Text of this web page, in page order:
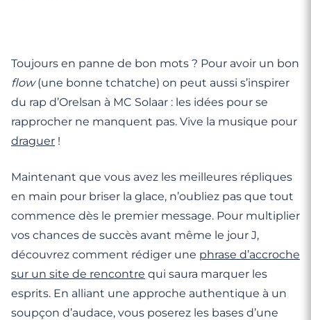
Toujours en panne de bon mots ? Pour avoir un bon
flow(une bonne tchatche) on peut aussi s’inspirer
du rap d’Orelsan à MC Solaar : les idées pour se
rapprocher ne manquent pas. Vive la musique pour
draguer !
Maintenant que vous avez les meilleures répliques
en main pour briser la glace, n’oubliez pas que tout
commence dès le premier message. Pour multiplier
vos chances de succès avant même le jour J,
découvrez comment rédiger une phrase d’accroche
sur un site de rencontre qui saura marquer les
esprits. En alliant une approche authentique à un
soupçon d’audace, vous poserez les bases d’une